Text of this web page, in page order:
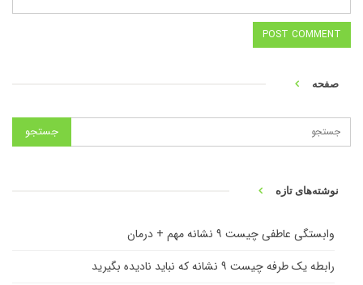
صفحه
نوشته‌های تازه
وابستگی عاطفی چیست ۹ نشانه مهم + درمان
رابطه یک طرفه چیست ۹ نشانه که نباید نادیده بگیرید